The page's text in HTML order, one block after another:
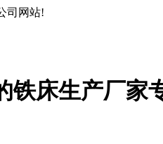
司网站!
铁床生产厂家